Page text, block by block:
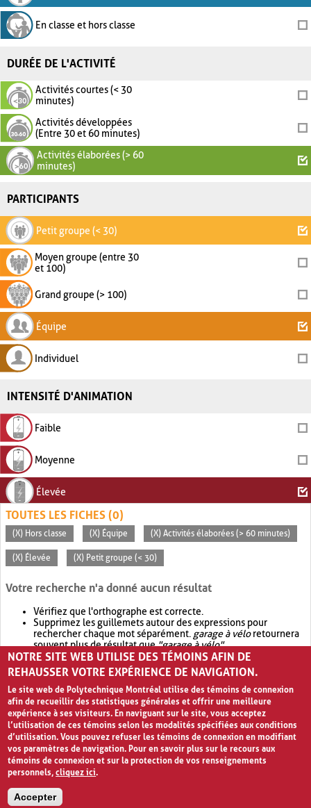
En classe et hors classe
DURÉE DE L'ACTIVITÉ
Activités courtes (< 30
minutes)
Activités développées
(Entre 30 et 60 minutes)
Activités élaborées (> 60
minutes)
PARTICIPANTS
Petit groupe (< 30)
Moyen groupe (entre 30
et 100)
Grand groupe (> 100)
Équipe
Individuel
INTENSITÉ D'ANIMATION
Faible
Moyenne
Élevée
TOUTES LES FICHES (0)
(X) Hors classe (X) Équipe (X) Activités élaborées (> 60 minutes)
(X) Élevée (X) Petit groupe (< 30)
Votre recherche n'a donné aucun résultat
Vérifiez que l'orthographe est correcte.
Supprimez les guillemets autour des expressions pour
rechercher chaque mot séparément. garage à véloretournera
souvent plus de résultat que"garage à vélo".
Envisagez d'élargir votre recherche avec OR.garage OR vélo
retournera souvent plus de résultat quegarage à vélo
NOTRE SITE WEB UTILISE DES TÉMOINS AFIN DE
REHAUSSER VOTRE EXPÉRIENCE DE NAVIGATION.
Le site web de Polytechnique Montréal utilise des témoins de connexion
afin de recueillir des statistiques générales et offrir une meilleure
expérience à ses visiteurs. En naviguant sur le site, vous acceptez
l’utilisation de ces témoins selon les modalités spécifiées aux conditions
d’utilisation. Vous pouvez refuser les témoins de connexion en modifiant
vos paramètres de navigation. Pour en savoir plus sur le recours aux
témoins de connexion et sur la protection de vos renseignements
personnels,cliquez ici.
Accepter